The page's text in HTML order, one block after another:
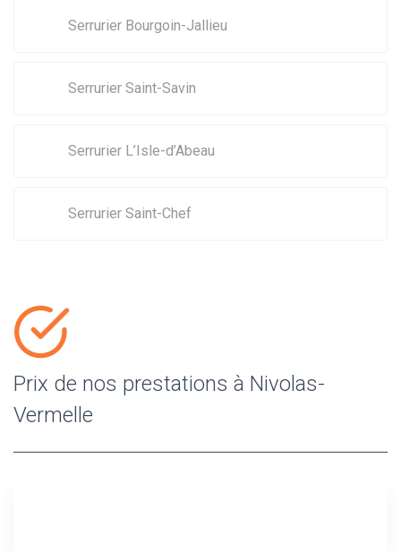
Serrurier Bourgoin-Jallieu
Serrurier Saint-Savin
Serrurier L’Isle-d’Abeau
Serrurier Saint-Chef
Prix de nos prestations à Nivolas-
Vermelle